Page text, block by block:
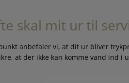
skal mit ur til
anbefaler vi, at dit ur bliver
at der ikke kan komme vand ind i